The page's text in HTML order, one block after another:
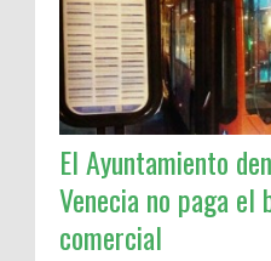
El Ayuntamiento
Venecia no paga el
comercial